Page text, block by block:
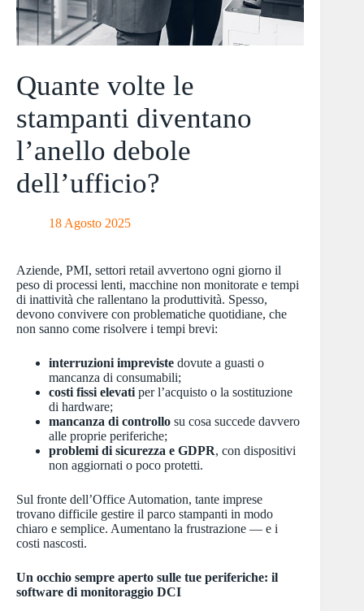
Quante volte le
stampanti diventano
l’anello debole
dell’ufficio?
18 Agosto 2025
Aziende, PMI, settori retail avvertono ogni giorno il
peso di processi lenti, macchine non monitorate e tempi
di inattività che rallentano la produttività. Spesso,
devono convivere con problematiche quotidiane, che
non sanno come risolvere i tempi brevi:
interruzioni impreviste dovute a guasti o
mancanza di consumabili;
costi fissi elevati per l’acquisto o la sostituzione
di hardware;
mancanza di controllo su cosa succede davvero
alle proprie periferiche;
problemi di sicurezza e GDPR, con dispositivi
non aggiornati o poco protetti.
Sul fronte dell’Office Automation, tante imprese
trovano difficile gestire il parco stampanti in modo
chiaro e semplice. Aumentano la frustrazione — e i
costi nascosti.
Un occhio sempre aperto sulle tue periferiche: il
software di monitoraggio DCI